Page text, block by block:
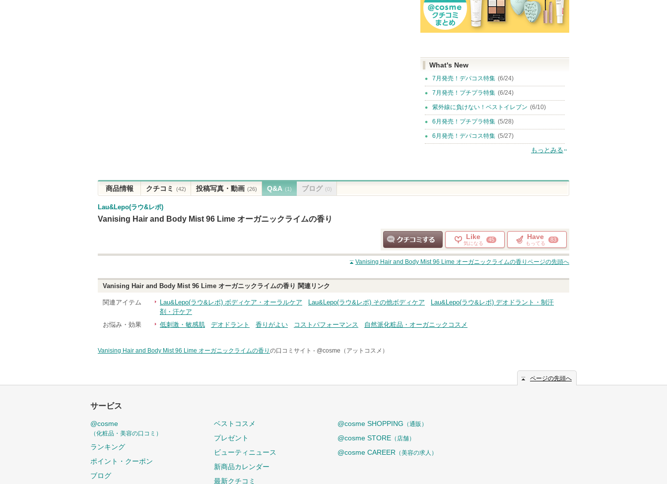
What's New
7月発売！デパコス特集 (6/24)
7月発売！プチプラ特集 (6/24)
紫外線に負けない！ベストイレブン (6/10)
6月発売！プチプラ特集 (5/28)
6月発売！デパコス特集 (5/27)
もっとみる
商品情報 クチコミ (42) 投稿写真・動画 (26) Q&A (1) ブログ (0)
Lau&Lepo(ラウ&レポ)
Vanising Hair and Body Mist 96 Lime オーガニックライムの香り
クチコミする
Like
気になる
45 Have
もってる
83
Vanising Hair and Body Mist 96 Lime オーガニックライムの香り ページの先頭へ
Vanising Hair and Body Mist 96 Lime オーガニックライムの香り 関連リンク
関連アイテム Lau&Lepo(ラウ&レポ) ボディケア・オーラルケア Lau&Lepo(ラウ&レポ) その他ボディケア
Lau&Lepo(ラウ&レポ) デオドラント・制汗
剤・汗ケア
お悩み・効果
低刺激・敏感肌 デオドラント 香りがよい コストパフォーマンス 自然派化粧品・オーガニックコスメ
Vanising Hair and Body Mist 96 Lime オーガニックライムの香り の口コミサイト - @cosme（アットコスメ）
ページの先頭へ
サービス
@cosme
（化粧品・美容の口コミ）
ランキング
ポイント・クーポン
ブログ
ベストコスメ
プレゼント
ビューティニュース
新商品カレンダー
最新クチコミ
@cosme SHOPPING （通販）
@cosme STORE （店舗）
@cosme CAREER （美容の求人）